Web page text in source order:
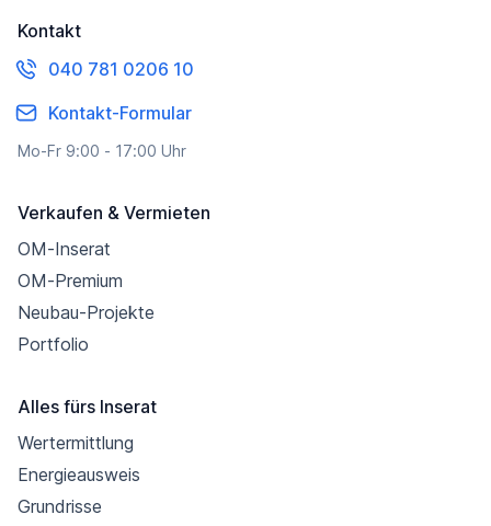
Kontakt
040 781 0206 10
Kontakt-Formular
Mo-Fr 9:00 - 17:00 Uhr
Verkaufen & Vermieten
OM-Inserat
OM-Premium
Neubau-Projekte
Portfolio
Alles fürs Inserat
Wertermittlung
Energieausweis
Grundrisse